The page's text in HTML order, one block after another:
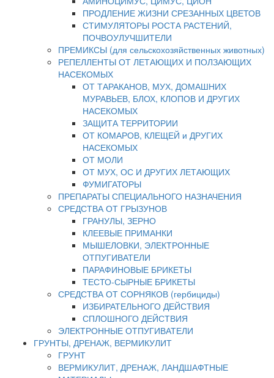
ПРОДЛЕНИЕ ЖИЗНИ СРЕЗАННЫХ ЦВЕТОВ
СТИМУЛЯТОРЫ РОСТА РАСТЕНИЙ,
ПОЧВОУЛУЧШИТЕЛИ
ПРЕМИКСЫ (для сельскохозяйственных животных)
РЕПЕЛЛЕНТЫ ОТ ЛЕТАЮЩИХ И ПОЛЗАЮЩИХ
НАСЕКОМЫХ
ОТ ТАРАКАНОВ, МУХ, ДОМАШНИХ
МУРАВЬЕВ, БЛОХ, КЛОПОВ И ДРУГИХ
НАСЕКОМЫХ
ЗАЩИТА ТЕРРИТОРИИ
ОТ КОМАРОВ, КЛЕЩЕЙ и ДРУГИХ
НАСЕКОМЫХ
ОТ МОЛИ
ОТ МУХ, ОС И ДРУГИХ ЛЕТАЮЩИХ
ФУМИГАТОРЫ
ПРЕПАРАТЫ СПЕЦИАЛЬНОГО НАЗНАЧЕНИЯ
СРЕДСТВА ОТ ГРЫЗУНОВ
ГРАНУЛЫ, ЗЕРНО
КЛЕЕВЫЕ ПРИМАНКИ
МЫШЕЛОВКИ, ЭЛЕКТРОННЫЕ
ОТПУГИВАТЕЛИ
ПАРАФИНОВЫЕ БРИКЕТЫ
ТЕСТО-СЫРНЫЕ БРИКЕТЫ
СРЕДСТВА ОТ СОРНЯКОВ (гербициды)
ИЗБИРАТЕЛЬНОГО ДЕЙСТВИЯ
СПЛОШНОГО ДЕЙСТВИЯ
ЭЛЕКТРОННЫЕ ОТПУГИВАТЕЛИ
ГРУНТЫ, ДРЕНАЖ, ВЕРМИКУЛИТ
ГРУНТ
ВЕРМИКУЛИТ, ДРЕНАЖ, ЛАНДШАФТНЫЕ